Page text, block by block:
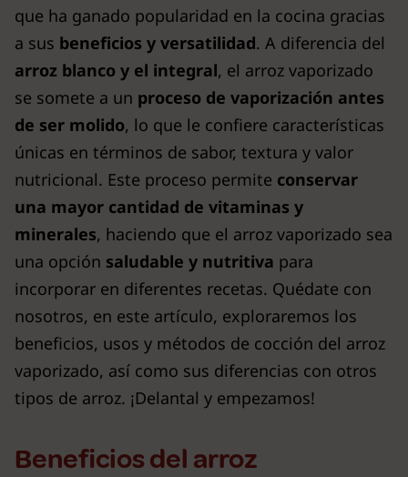
que ha ganado popularidad en la cocina gracias
a sus beneficios y versatilidad. A diferencia del
arroz blanco y el integral, el arroz vaporizado
se somete a un proceso de vaporización antes
de ser molido, lo que le confiere características
únicas en términos de sabor, textura y valor
nutricional. Este proceso permite conservar
una mayor cantidad de vitaminas y
minerales, haciendo que el arroz vaporizado sea
una opción saludable y nutritiva para
incorporar en diferentes recetas. Quédate con
nosotros, en este artículo, exploraremos los
beneficios, usos y métodos de cocción del arroz
vaporizado, así como sus diferencias con otros
tipos de arroz. ¡Delantal y empezamos!
Beneficios del arroz